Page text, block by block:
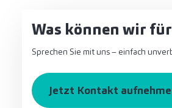
Was können wir
Sprechen Sie mit uns – einfach
Jetzt Kontakt